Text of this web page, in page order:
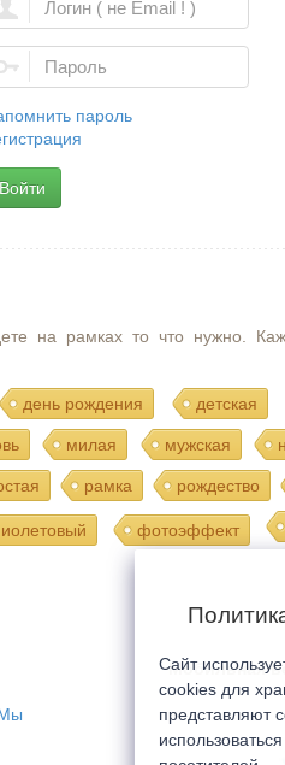
пароль
Войти
на рамках то что нужно.
день рождения детская
милая мужская
рамка рождество
фотоэффект
Мобильная
Сайт
cookies для
представляют